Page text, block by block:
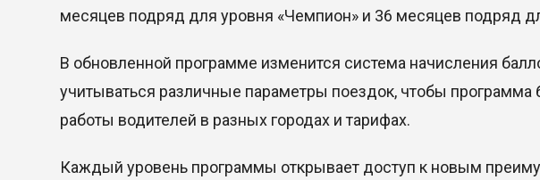
месяцев подряд для уровня «Чемпион» и 36 месяцев подряд
В обновленной программе изменится система начисления
учитываться различные параметры поездок, чтобы программа
работы водителей в разных городах и тарифах.
Каждый уровень программы открывает доступ к новым